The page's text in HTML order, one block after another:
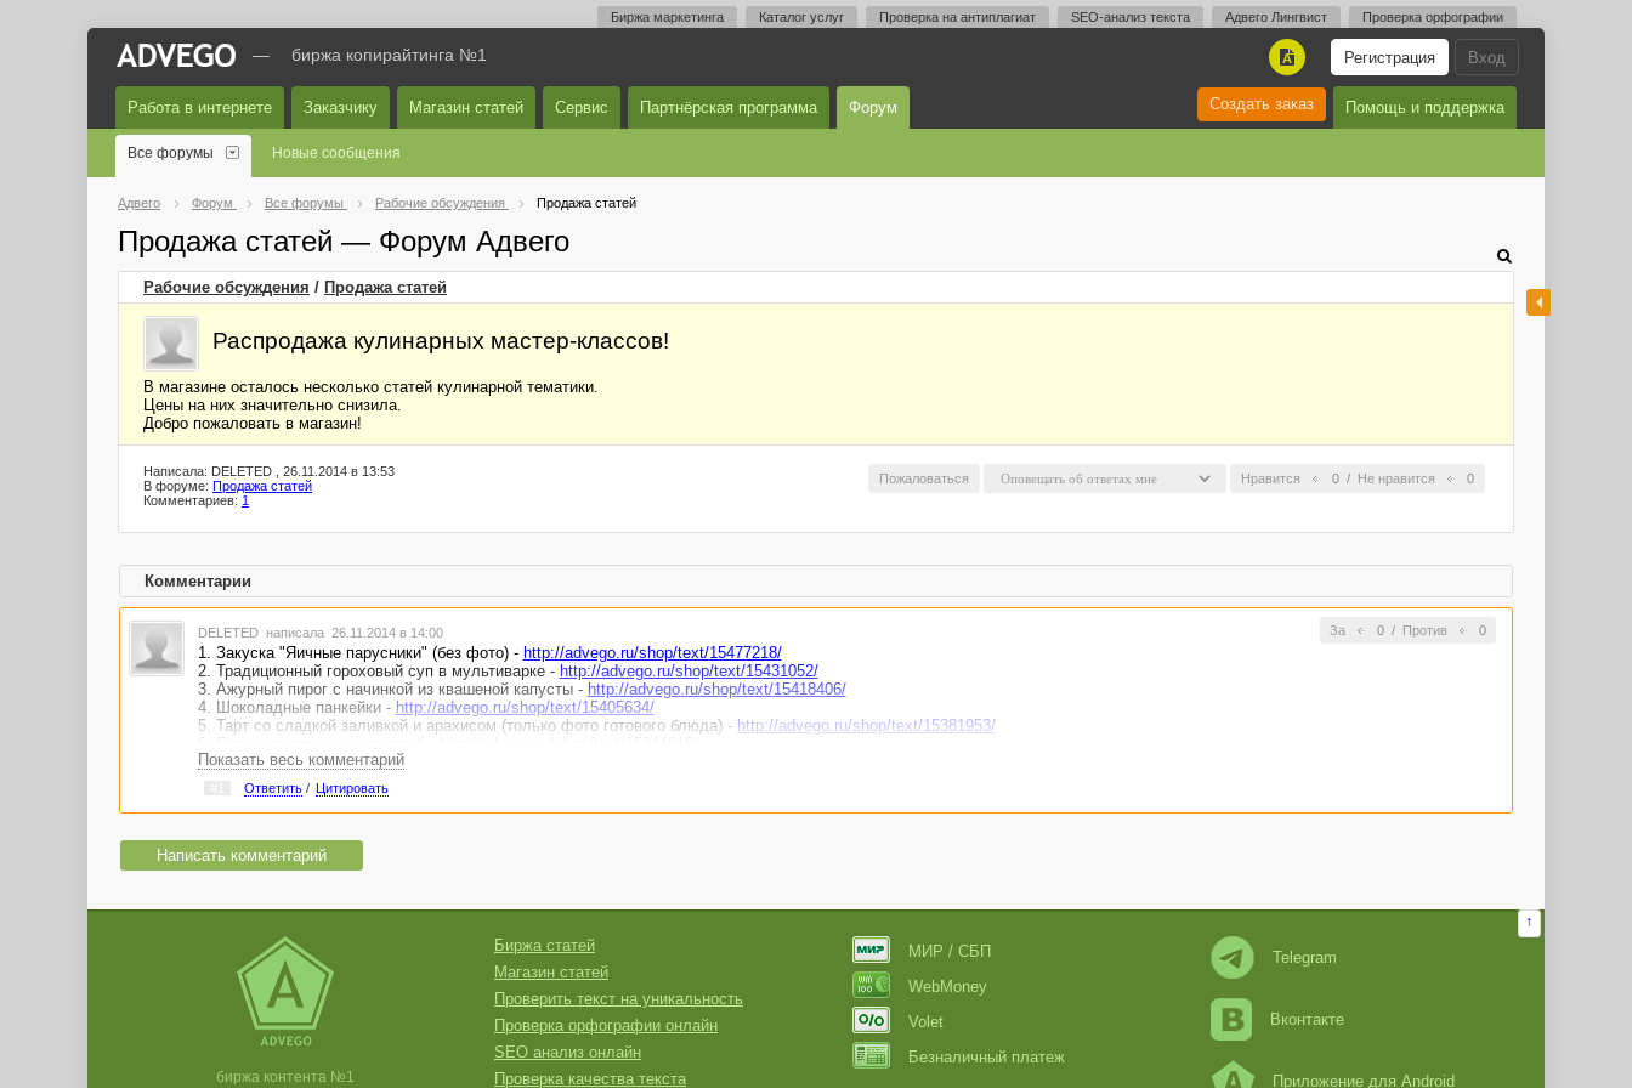
Биржа маркетинга Каталог услуг Проверка на антиплагиат SEO-анализ текста Адвего Лингвист Проверка орфографии
Вход
Регистрация
A
— биржа копирайтинга №1
Работа в интернете Заказчику Магазин статей Сервис Партнёрская программа Форум Помощь и поддержка
Создать заказ
Все форумы Новые сообщения
Адвего Форум Все форумы Рабочие обсуждения Продажа статей
Продажа статей — Форум Адвего
Рабочие обсуждения / Продажа статей
Распродажа кулинарных мастер-классов!
В магазине осталось несколько статей кулинарной тематики.
Цены на них значительно снизила.
Добро пожаловать в магазин!
Нравится 0 / Не нравится 0
Пожаловаться
Написала: DELETED , 26.11.2014 в 13:53
В форуме: Продажа статей
Комментариев: 1
Комментарии
За 0/ Против 0
DELETED написала 26.11.2014 в 14:00
1. Закуска "Яичные парусники" (без фото) - http://advego.ru/shop/text/15477218/
2. Традиционный гороховый суп в мультиварке - http://advego.ru/shop/text/15431052/
3. Ажурный пирог с начинкой из квашеной капусты - http://advego.ru/shop/text/15418406/
4. Шоколадные панкейки - http://advego.ru/shop/text/15405634/
5. Тарт со сладкой заливкой и арахисом (только фото готового блюда) - http://advego.ru/shop/text/15381953/
7. Кекс с турецкой сливой -
8. Салат "Мимоза" -
Показать весь комментарий
Ответить/ Цитировать
Написать комментарий
↑
биржа контента №1
Биржа статей
Магазин статей
Проверить текст на уникальность
Проверка орфографии онлайн
SEO анализ онлайн
Проверка качества текста
МИР / СБП
WebMoney
Volet
Безналичный платеж
Telegram
Вконтакте
Приложение для Android